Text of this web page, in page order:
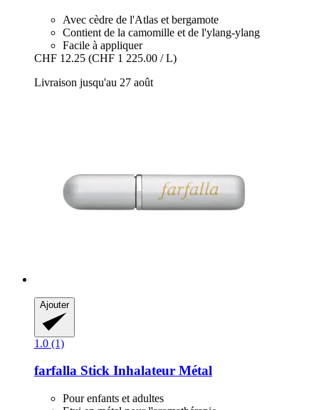
Avec cèdre de l'Atlas et bergamote
Contient de la camomille et de l'ylang-ylang
Facile à appliquer
CHF 12.25 (CHF 1 225.00 / L)
Livraison jusqu'au 27 août
Ajouter
1.0 (1)
farfalla Stick Inhalateur Métal
Pour enfants et adultes